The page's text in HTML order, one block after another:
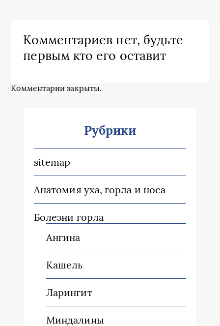
Комментариев нет, будьте
первым кто его оставит
Комментарии закрыты.
Рубрики
sitemap
Анатомия уха, горла и носа
Болезни горла
Ангина
Кашель
Ларингит
Миндалины